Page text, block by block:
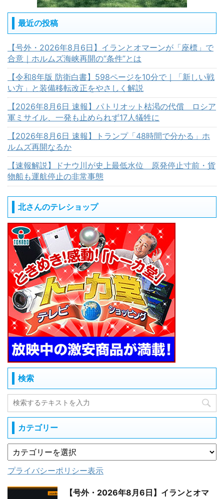
最近の投稿
【号外・2026年8月6日】イランとオマーンが「座標」で
合意｜ホルムズ海峡再開の“条件”とは
【令和8年版 防衛白書】598ページを10分で｜「新しい戦
い方」と装備移転改正をやさしく解説
【2026年8月6日 速報】パトリオット枯渇の代償 ロシア
軍ミサイル、一発も止められず17人犠牲に
【2026年8月6日 速報】トランプ「48時間で分かる」ホ
ルムズ再開なるか
【速報解説】ドナウ川が史上最低水位 原発停止寸前・貨
物船も運航停止の非常事態
北さんのテレショップ
検索
カテゴリー
プライバシーポリシー表示
【号外・2026年8月6日】イランとオマ